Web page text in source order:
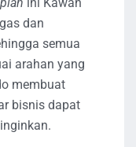
dan
semua
arahan yang
membuat
bisnis dapat